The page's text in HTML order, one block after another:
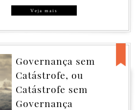
Veja mais
Governança sem
Catástrofe, ou
Catástrofe sem
Governança